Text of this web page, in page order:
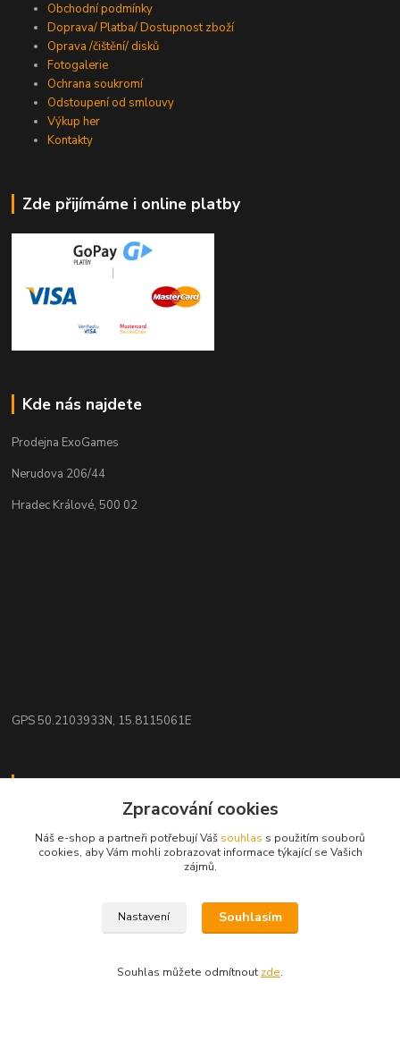
Obchodní podmínky
Doprava/ Platba/ Dostupnost zboží
Oprava /čištění/ disků
Fotogalerie
Ochrana soukromí
Odstoupení od smlouvy
Výkup her
Kontakty
Zde přijímáme i online platby
Kde nás najdete
Prodejna ExoGames
Nerudova 206/44
Hradec Králové, 500 02
GPS 50.2103933N, 15.8115061E
Kontakty
info.uniexcom@email.cz
Zpracování cookies
Náš e-shop a partneři potřebují Váš souhlas s použitím souborů
cookies, aby Vám mohli zobrazovat informace týkající se Vašich
zájmů.
Nastavení Souhlasím
Souhlas můžete odmítnout zde.